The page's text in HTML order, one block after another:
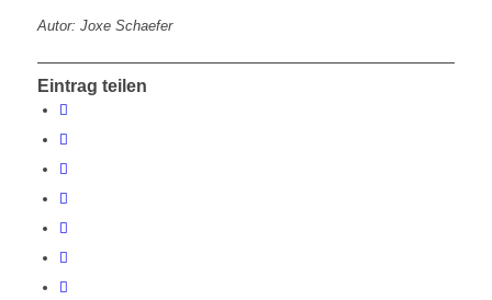
Autor: Joxe Schaefer
Eintrag teilen